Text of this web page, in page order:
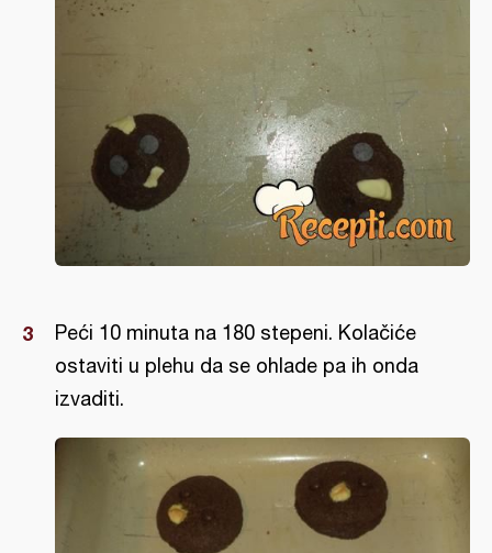
Peći 10 minuta na 180 stepeni. Kolačiće
ostaviti u plehu da se ohlade pa ih onda
izvaditi.